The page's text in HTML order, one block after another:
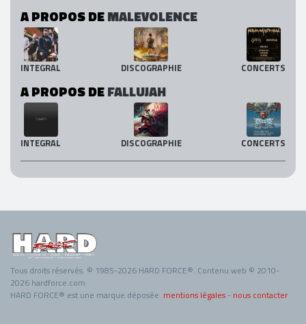
A PROPOS DEMALEVOLENCE
INTEGRAL DISCOGRAPHIE CONCERTS
A PROPOS DEFALLUJAH
INTEGRAL DISCOGRAPHIE CONCERTS
Tous droits réservés. © 1985-2026 HARD FORCE®. Contenu web © 2010-
2026 hardforce.com
HARD FORCE® est une marque déposée. mentions légales - nous contacter